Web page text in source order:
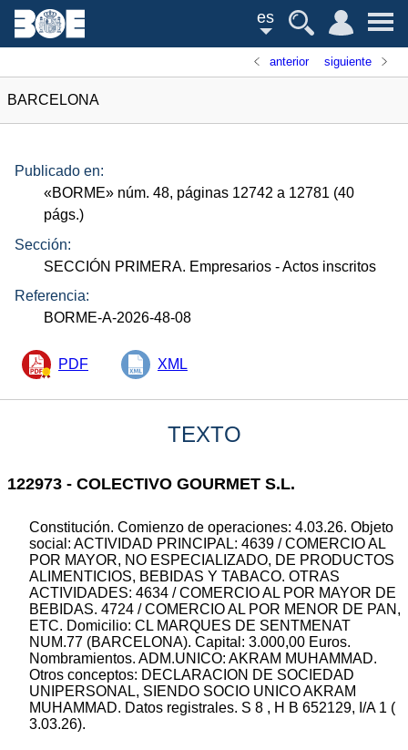
es
anterior siguiente
BARCELONA
Publicado en:
«BORME» núm. 48, páginas 12742 a 12781 (40
págs.)
Sección:
SECCIÓN PRIMERA. Empresarios - Actos inscritos
Referencia:
BORME-A-2026-48-08
PDF XML
TEXTO
122973 - COLECTIVO GOURMET S.L.
Constitución. Comienzo de operaciones: 4.03.26. Objeto
social: ACTIVIDAD PRINCIPAL: 4639 / COMERCIO AL
POR MAYOR, NO ESPECIALIZADO, DE PRODUCTOS
ALIMENTICIOS, BEBIDAS Y TABACO. OTRAS
ACTIVIDADES: 4634 / COMERCIO AL POR MAYOR DE
BEBIDAS. 4724 / COMERCIO AL POR MENOR DE PAN,
ETC. Domicilio: CL MARQUES DE SENTMENAT
NUM.77 (BARCELONA). Capital: 3.000,00 Euros.
Nombramientos. ADM.UNICO: AKRAM MUHAMMAD.
Otros conceptos: DECLARACION DE SOCIEDAD
UNIPERSONAL, SIENDO SOCIO UNICO AKRAM
MUHAMMAD. Datos registrales. S 8 , H B 652129, I/A 1 (
3.03.26).